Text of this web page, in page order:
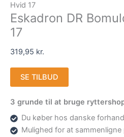
Hvid 17
Eskadron DR
17
319,95 kr.
SE TILBUD
3 grunde til at bruge
Du køber hos danske
Mulighed for at sammenligne